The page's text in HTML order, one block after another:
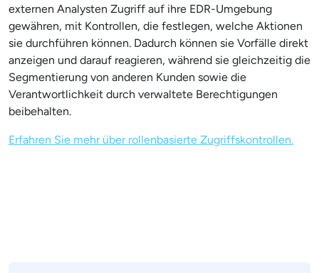
externen Analysten Zugriff auf ihre EDR-Umgebung
gewähren, mit Kontrollen, die festlegen, welche Aktionen
sie durchführen können. Dadurch können sie Vorfälle direkt
anzeigen und darauf reagieren, während sie gleichzeitig die
Segmentierung von anderen Kunden sowie die
Verantwortlichkeit durch verwaltete Berechtigungen
beibehalten.
Erfahren Sie mehr über rollenbasierte Zugriffskontrollen.